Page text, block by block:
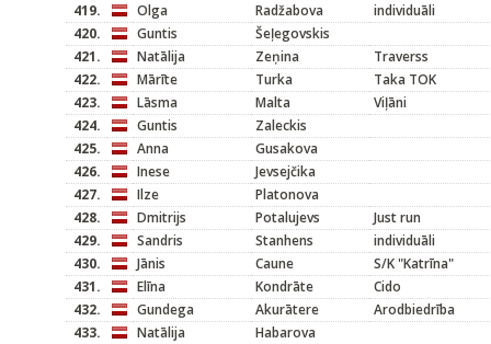
419.
Olga Radžabova
individuāli
420.
Guntis
Šeļegovskis
421.
Natālija Zeņina
Traverss
422.
Mārīte Turka
Taka TOK
423.
Lāsma Malta
Viļāni
424.
Guntis
Zaleckis
425.
Anna
Gusakova
426.
Inese
Jevsejčika
427.
Ilze
Platonova
428.
Dmitrijs Potalujevs
Just run
429.
Sandris Stanhens
individuāli
430.
Jānis Caune
S/K "Katrīna"
431.
Elīna Kondrāte
Cido
432.
Gundega Akurātere
Arodbiedrība
433.
Natālija
Habarova